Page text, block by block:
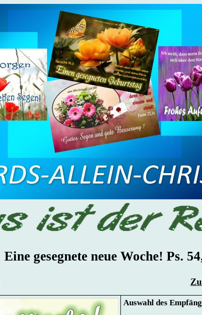
Eine gesegnete neue Woche! Ps.
Auswahl des